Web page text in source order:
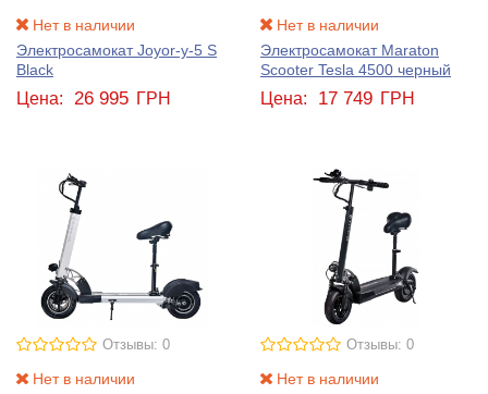
Нет в наличии
Электросамокат Joyor-y-5 S
Black
Цена: 26 995 ГРН
Нет в наличии
Электросамокат Maraton
Scooter Tesla 4500 черный
Цена: 17 749 ГРН
Отзывы: 0
Нет в наличии
Отзывы: 0
Нет в наличии